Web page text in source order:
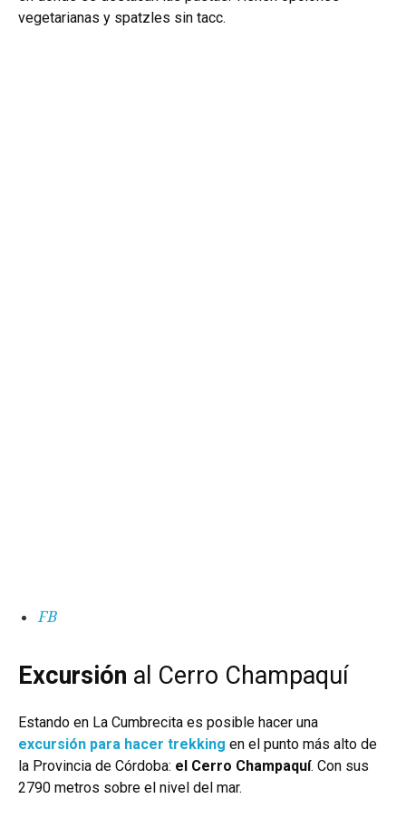
vegetarianas y spatzles sin tacc.
FB
Excursión al Cerro Champaquí
Estando en La Cumbrecita es posible hacer una
excursión para hacer trekking en el punto más alto de
la Provincia de Córdoba: el Cerro Champaquí. Con sus
2790 metros sobre el nivel del mar.